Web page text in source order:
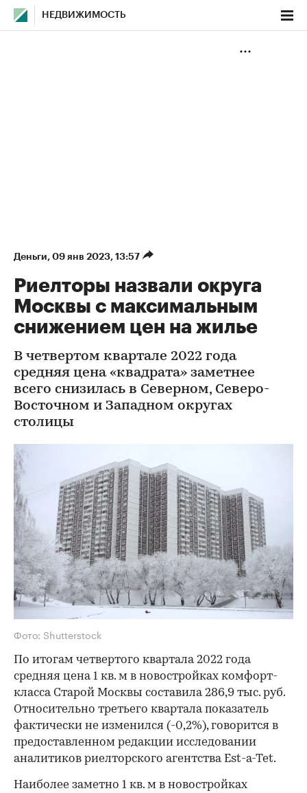
НЕДВИЖИМОСТЬ
Деньги⁠, 09 янв 2023, 13:57
Риелторы назвали округа
Москвы с максимальным
снижением цен на жилье
В четвертом квартале 2022 года
средняя цена «квадрата» заметнее
всего снизилась в Северном, Северо-
Восточном и Западном округах
столицы
Фото: Shutterstock
По итогам четвертого квартала 2022 года
средняя цена 1 кв. м в новостройках комфорт-
класса Старой Москвы составила 286,9 тыс. руб.
Относительно третьего квартала показатель
фактически не изменился (-0,2%), говорится в
предоставленном редакции исследовании
аналитиков риелторского агентства Est-a-Tet.
Наиболее заметно 1 кв. м в новостройках